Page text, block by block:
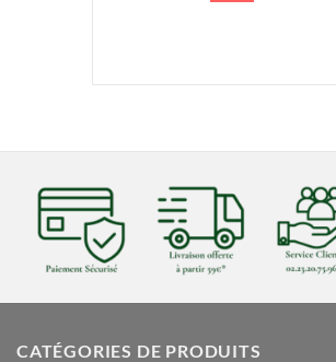
CATÉGORIES DE PRODUITS